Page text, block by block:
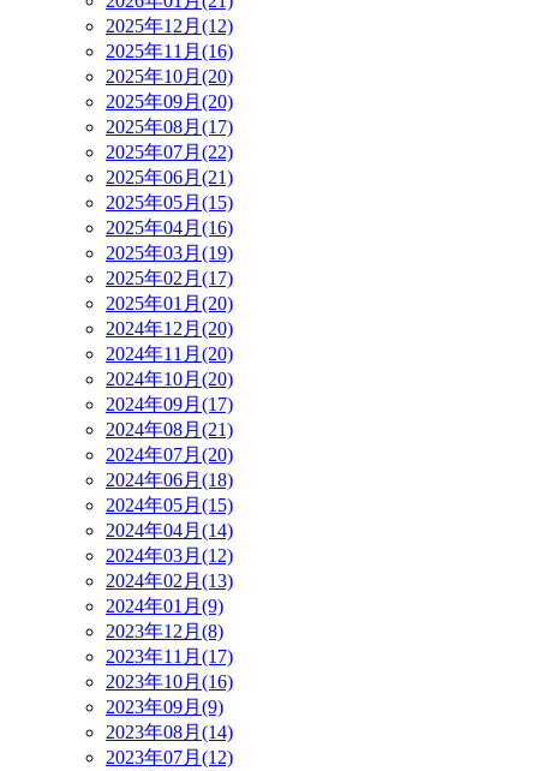
2025年12月(12)
2025年11月(16)
2025年10月(20)
2025年09月(20)
2025年08月(17)
2025年07月(22)
2025年06月(21)
2025年05月(15)
2025年04月(16)
2025年03月(19)
2025年02月(17)
2025年01月(20)
2024年12月(20)
2024年11月(20)
2024年10月(20)
2024年09月(17)
2024年08月(21)
2024年07月(20)
2024年06月(18)
2024年05月(15)
2024年04月(14)
2024年03月(12)
2024年02月(13)
2024年01月(9)
2023年12月(8)
2023年11月(17)
2023年10月(16)
2023年09月(9)
2023年08月(14)
2023年07月(12)